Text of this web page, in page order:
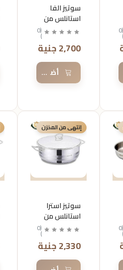
(
0
)
السلة
سوتيز الفا
استانلس من
كركوماز
مقاس28
(
0
)
2,700 جنية
أضف إلى السلة
(
0
)
إنتهى من المخزن
سوتيز استرا
استانلس من
كركوماز
مقاس26
(
0
)
2,330 جنية